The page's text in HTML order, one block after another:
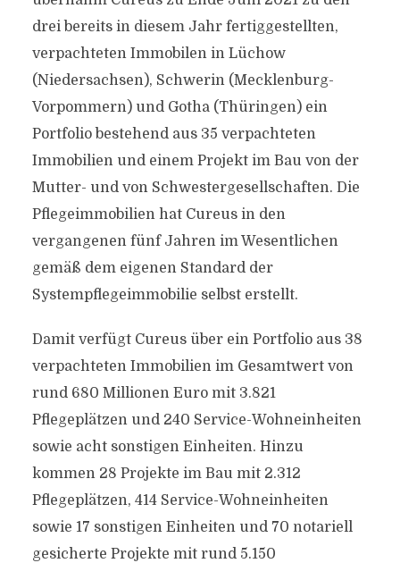
drei bereits in diesem Jahr fertiggestellten,
verpachteten Immobilen in Lüchow
(Niedersachsen), Schwerin (Mecklenburg-
Vorpommern) und Gotha (Thüringen) ein
Portfolio bestehend aus 35 verpachteten
Immobilien und einem Projekt im Bau von der
Mutter- und von Schwestergesellschaften. Die
Pflegeimmobilien hat Cureus in den
vergangenen fünf Jahren im Wesentlichen
gemäß dem eigenen Standard der
Systempflegeimmobilie selbst erstellt.
Damit verfügt Cureus über ein Portfolio aus 38
verpachteten Immobilien im Gesamtwert von
rund 680 Millionen Euro mit 3.821
Pflegeplätzen und 240 Service-Wohneinheiten
sowie acht sonstigen Einheiten. Hinzu
kommen 28 Projekte im Bau mit 2.312
Pflegeplätzen, 414 Service-Wohneinheiten
sowie 17 sonstigen Einheiten und 70 notariell
gesicherte Projekte mit rund 5.150